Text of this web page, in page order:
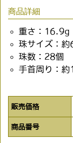
商品詳細
重さ：16.9g
珠サイズ：
珠数：28個
手首周り：
販売価格
商品番号